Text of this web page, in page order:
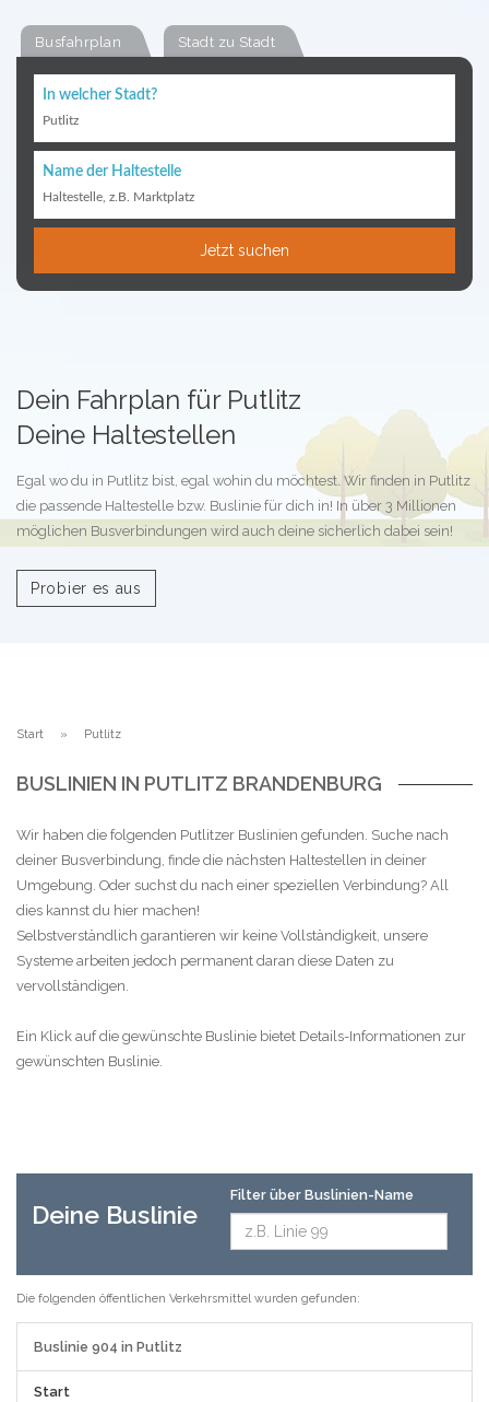
Busfahrplan Stadt zu Stadt
In welcher Stadt?
Putlitz
Name der Haltestelle
Haltestelle, z.B. Marktplatz
Jetzt suchen
Dein Fahrplan für Putlitz
Deine Haltestellen
Egal wo du in Putlitz bist, egal wohin du möchtest. Wir finden in Putlitz
die passende Haltestelle bzw. Buslinie für dich in! In über 3 Millionen
möglichen Busverbindungen wird auch deine sicherlich dabei sein!
Probier es aus
Start Putlitz
BUSLINIEN IN PUTLITZ BRANDENBURG
Wir haben die folgenden Putlitzer Buslinien gefunden. Suche nach
deiner Busverbindung, finde die nächsten Haltestellen in deiner
Umgebung. Oder suchst du nach einer speziellen Verbindung? All
dies kannst du hier machen!
Selbstverständlich garantieren wir keine Vollständigkeit, unsere
Systeme arbeiten jedoch permanent daran diese Daten zu
vervollständigen.
Ein Klick auf die gewünschte Buslinie bietet Details-Informationen zur
gewünschten Buslinie.
Deine Buslinie
Filter über Buslinien-Name
Die folgenden öffentlichen Verkehrsmittel wurden gefunden:
Buslinie 904 in Putlitz
Start